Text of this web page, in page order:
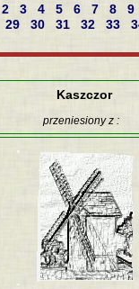
2 3 4 5 6 7 8
9
29 30 31 32 33
Kaszczor
przeniesiony z :